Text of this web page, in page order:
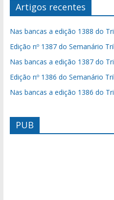
Artigos recentes
Nas bancas a edição 1388 do
Edição nº 1387 do Semanário
Nas bancas a edição 1387 do
Edição nº 1386 do Semanário
Nas bancas a edição 1386 do
PUB